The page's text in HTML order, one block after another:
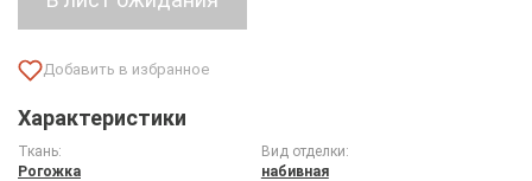
Характеристики
Ткань:
Рогожка
Вид отделки:
набивная